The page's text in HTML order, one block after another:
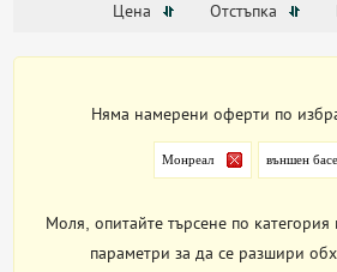
Цена Отстъпка
Няма намерени оферти по
Монреал външен
Моля, опитайте търсене по
параметри за да се разшири